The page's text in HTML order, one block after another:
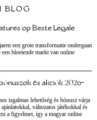
BLOG
op Beste Legale
een grote transformatie ondergaan
bloeiende markt van online
és akciók 2026-
izgalmas lehetőség és bónusz várja
változatos játékokkal és
a figyelmet, így a magyar online